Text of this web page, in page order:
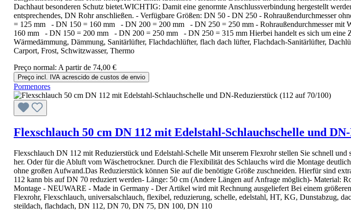
Dachhaut besonderen Schutz bietet.WICHTIG: Damit eine genormte Anschlussverbindung hergestellt
entsprechendes, DN Rohr anschließen. - Verfügbare Größen: DN 50 - DN 250 -
= 125 mm - DN 150 = 160 mm - DN 200 = 200 mm - DN 250 = 250 mm - Rohraußendurchmesser
160 mm - DN 150 = 200 mm - DN 200 = 250 mm - DN 250 = 315 mm Hierbei handelt es sich um eine
Wärmedämmung, Dämmung, Sanitärlüfter, Flachdachlüfter, flach dach lüfter, Flachdach-Sanitärlüfter,
Carport, Frost, Schwitzwasser, Thermo
Preço normal: A partir de 74,00 €
Preço incl. IVA acrescido de custos de envio
Pormenores
Flexschlauch 50 cm DN 112 mit Edelstahl-Schlauchschelle und
Flexschlauch DN 112 mit Reduzierstück und Edelstahl-Schelle Mit unserem Flexrohr stellen Sie schnell
her. Oder für die Abluft vom Wäschetrockner. Durch die Flexibilität des Schlauchs wird die Montage
ohne großen Aufwand.Das Reduzierstück können Sie auf die benötigte Größe zuschneiden. Hierfür sind
112 kann bis auf DN 70 reduziert werden- Länge: 50 cm (Andere Längen auf Anfrage möglich)- Material:
Montage - NEUWARE - Made in Germany - Der Artikel wird mit Rechnung ausgeliefert Bei einem
Flexrohr, Flexschlauch, universalschlauch, flexibel, reduzierung, schelle, edelstahl, HT, KG, Dunstabzug,
steildach, flachdach, DN 112, DN 70, DN 75, DN 100, DN 110